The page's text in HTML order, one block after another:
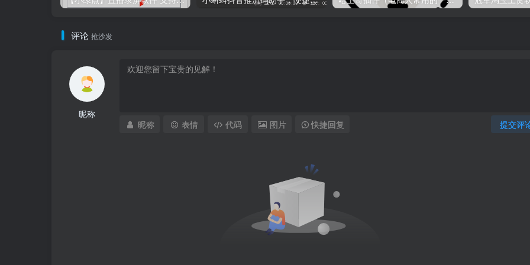
评论 抢沙发
昵称
提交评
昵称 表情 代码 图片 快捷回复